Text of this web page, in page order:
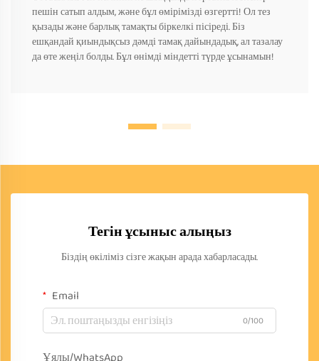
пешін сатып алдым, және бұл өмірімізді өзгертті! Ол тез
қызады және барлық тамақты біркелкі пісіреді. Біз
ешқандай қиындықсыз дәмді тамақ дайындадық, ал тазалау
да өте жеңіл болды. Бұл өнімді міндетті түрде ұсынамын!
Тегін ұсыныс алыңыз
Біздің өкіліміз сізге жақын арада хабарласады.
Email
0/100